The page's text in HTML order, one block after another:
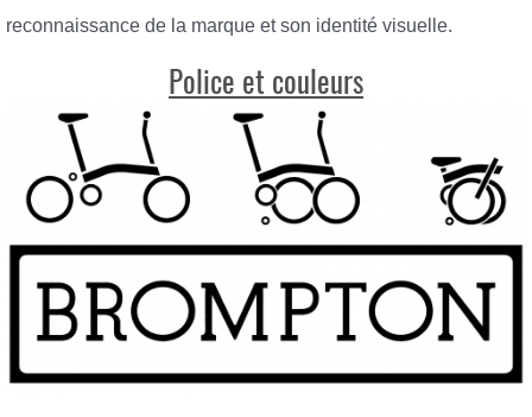
reconnaissance de la marque et son identité visuelle.
Police et couleurs